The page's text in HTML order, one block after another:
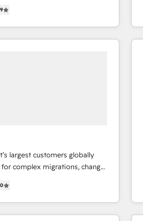
de 115 experts en
Growth, Revops, CRM et
integrator. With over 115
largest customers globally
complex migrations, change
integration, and creative
impact and
of the few full-
in the HubSpot